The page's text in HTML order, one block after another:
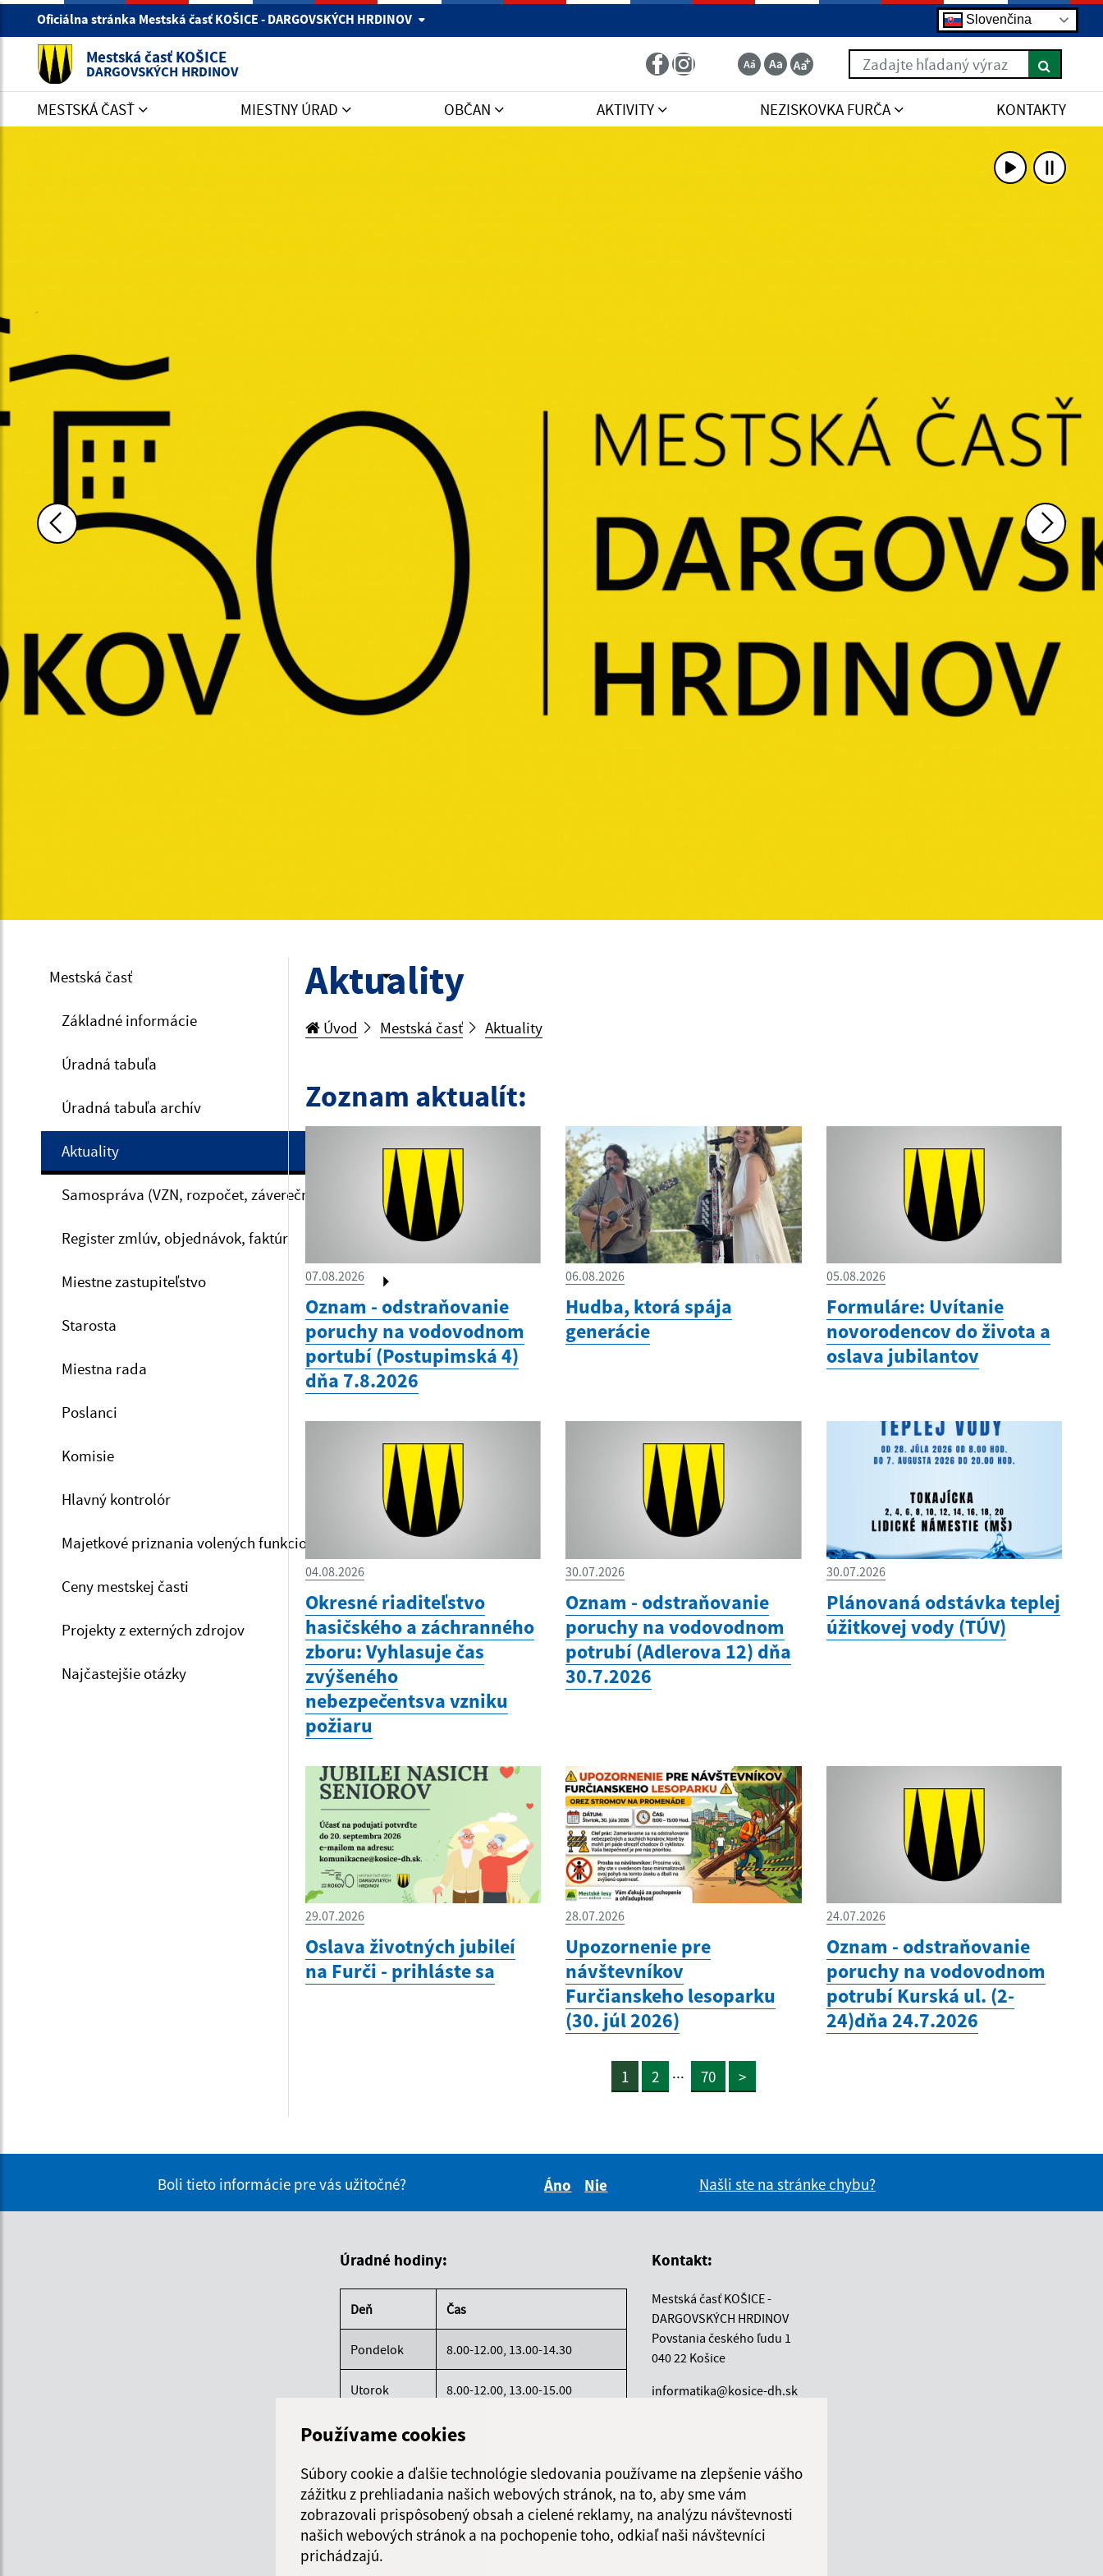
Používame cookies
Súbory cookie a ďalšie technológie sledovania používame na zlepšenie vášho
zážitku z prehliadania našich webových stránok, na to, aby sme vám
zobrazovali prispôsobený obsah a cielené reklamy, na analýzu návštevnosti
našich webových stránok a na pochopenie toho, odkiaľ naši návštevníci
prichádzajú.
Oficiálna stránka Mestská časť KOŠICE - DARGOVSKÝCH HRDINOV Slovenčina
Mestská časť KOŠICE
DARGOVSKÝCH HRDINOV
Zadajte hľadaný výraz
MESTSKÁ ČASŤ MIESTNY ÚRAD OBČAN AKTIVITY NEZISKOVKA FURČA KONTAKTY
Mestská časť
Základné informácie
Úradná tabuľa
Úradná tabuľa archív
Aktuality
Samospráva (VZN, rozpočet, záverečný účet, VO)
Register zmlúv, objednávok, faktúr
Miestne zastupiteľstvo
Starosta
Miestna rada
Poslanci
Komisie
Hlavný kontrolór
Majetkové priznania volených funkcionárov
Ceny mestskej časti
Projekty z externých zdrojov
Najčastejšie otázky
Aktuality
Úvod Mestská časť Aktuality
Zoznam aktualít:
07.08.2026
Oznam - odstraňovanie
poruchy na vodovodnom
portubí (Postupimská 4)
dňa 7.8.2026
06.08.2026
Hudba, ktorá spája
generácie
05.08.2026
Formuláre: Uvítanie
novorodencov do života a
oslava jubilantov
04.08.2026
Okresné riaditeľstvo
hasičského a záchranného
zboru: Vyhlasuje čas
zvýšeného
nebezpečentsva vzniku
požiaru
30.07.2026
Oznam - odstraňovanie
poruchy na vodovodnom
potrubí (Adlerova 12) dňa
30.7.2026
30.07.2026
Plánovaná odstávka teplej
úžitkovej vody (TÚV)
29.07.2026
Oslava životných jubileí
na Furči - prihláste sa
28.07.2026
Upozornenie pre
návštevníkov
Furčianskeho lesoparku
(30. júl 2026)
24.07.2026
Oznam - odstraňovanie
poruchy na vodovodnom
potrubí Kurská ul. (2-
24)dňa 24.7.2026
1 2 ... 70 >
Boli tieto informácie pre vás užitočné?
Áno
Nie
Našli ste na stránke chybu?
Úradné hodiny:
Deň Čas
Pondelok 8.00-12.00, 13.00-14.30
Utorok 8.00-12.00, 13.00-15.00
Streda 8.00-12.00, 13.00-16.30
Štvrtok 8.00-12.00
Piatok 8.00-12.00
Kontakt:
Mestská časť KOŠICE -
DARGOVSKÝCH HRDINOV
Povstania českého ľudu 1
040 22 Košice
informatika@kosice-dh.sk